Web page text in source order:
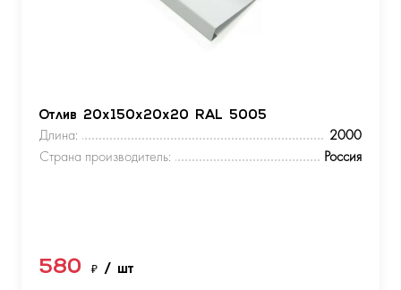
Отлив 20х150х20х20 RAL 5005
Длина:
2000
Страна производитель:
Россия
580 ₽ / шт